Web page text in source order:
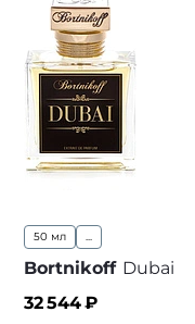
50 мл ...
Bortnikoff Dubai
32 544₽